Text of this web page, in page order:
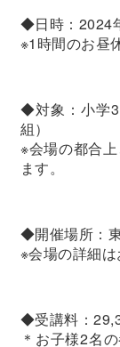
◆日時：2024
※1時間のお昼
◆対象：小学3
組）
※会場の都合
ます。
◆開催場所：
※会場の詳細は
◆受講料：
＊お子様2名